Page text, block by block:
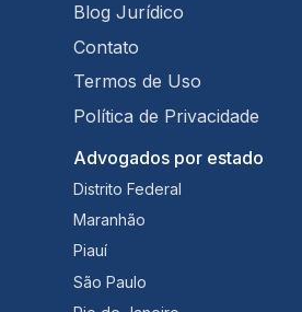
Blog Jurídico
Contato
Termos de Uso
Política de Privacidade
Advogados por estado
Distrito Federal
Maranhão
Piauí
São Paulo